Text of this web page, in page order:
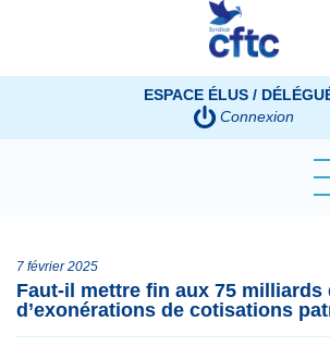
ESPACE ÉLUS /
Connexion
7 février 2025
Faut-il mettre fin aux 75 milliards
d’exonérations de cotisations
Panneau de gestion des cookies